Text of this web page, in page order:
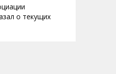
о текущих